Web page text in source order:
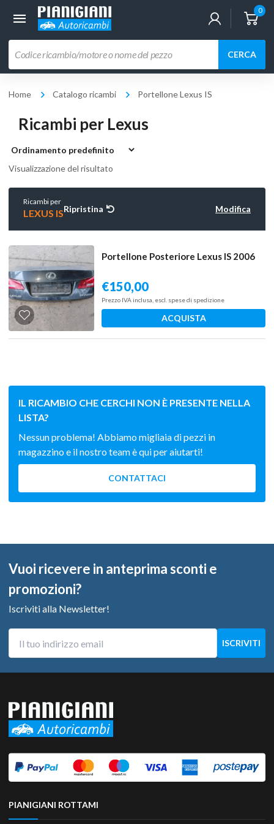
0
prodotti
CERCA
Home Catalogo ricambi Portellone Lexus IS
Ricambi per Lexus
Visualizzazione del risultato
Ricambi per
LEXUS ISRipristina Modifica
Portellone Posteriore Lexus IS 2006
€150,00
Prezzo IVA inclusa, escl. spese di spedizione
ACQUISTA
IL RICAMBIO CHE CERCHI NON È PRESENTE NELLA
LISTA?
Nessun problema! Abbiamo migliaia di pezzi in
magazzino e il nostro team è qui per aiutarti!
CONTATTACI
Vuoi ricevere in anteprima sconti e
promozioni?
Iscriviti alla Newsletter!
PIANIGIANI ROTTAMI